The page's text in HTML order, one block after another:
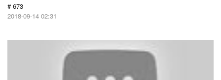
# 673
2018-09-14 02:31